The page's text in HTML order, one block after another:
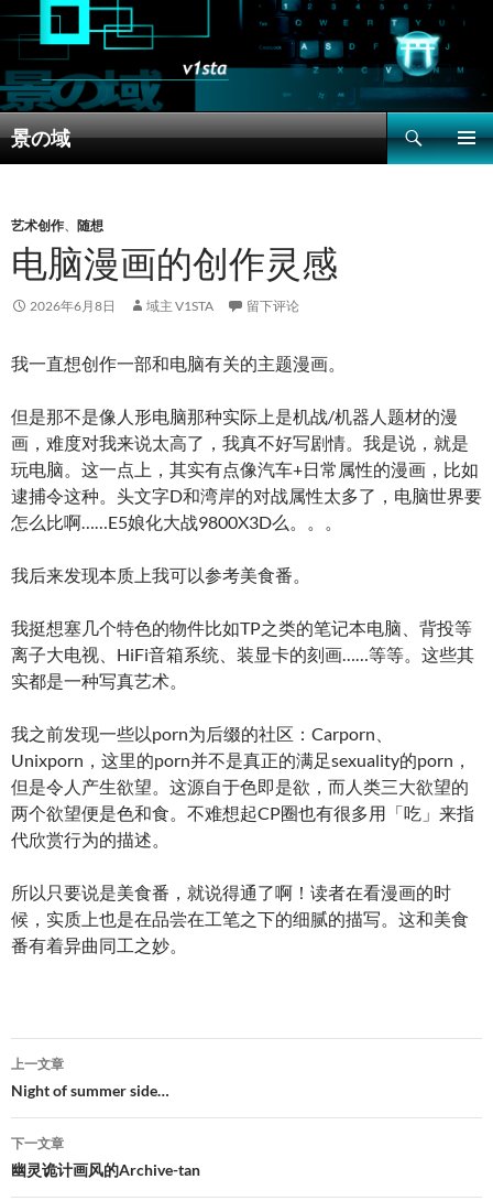
景の域
搜
索
文
艺术创作、 随想
电脑漫画的创作灵感
2026年6月8日 域主 V1STA 留下评论
我一直想创作一部和电脑有关的主题漫画。
但是那不是像人形电脑那种实际上是机战/机器人题材的漫
画，难度对我来说太高了，我真不好写剧情。我是说，就是
玩电脑。这一点上，其实有点像汽车+日常属性的漫画，比如
逮捕令这种。头文字D和湾岸的对战属性太多了，电脑世界要
怎么比啊……E5娘化大战9800X3D么。。。
我后来发现本质上我可以参考美食番。
我挺想塞几个特色的物件比如TP之类的笔记本电脑、背投等
离子大电视、HiFi音箱系统、装显卡的刻画……等等。这些其
实都是一种写真艺术。
我之前发现一些以porn为后缀的社区：Carporn、
Unixporn，这里的porn并不是真正的满足sexuality的porn，
但是令人产生欲望。这源自于色即是欲，而人类三大欲望的
两个欲望便是色和食。不难想起CP圈也有很多用「吃」来指
代欣赏行为的描述。
所以只要说是美食番，就说得通了啊！读者在看漫画的时
候，实质上也是在品尝在工笔之下的细腻的描写。这和美食
番有着异曲同工之妙。
文
章
导
航
上一文章
Night of summer side…
下一文章
幽灵诡计画风的Archive-tan